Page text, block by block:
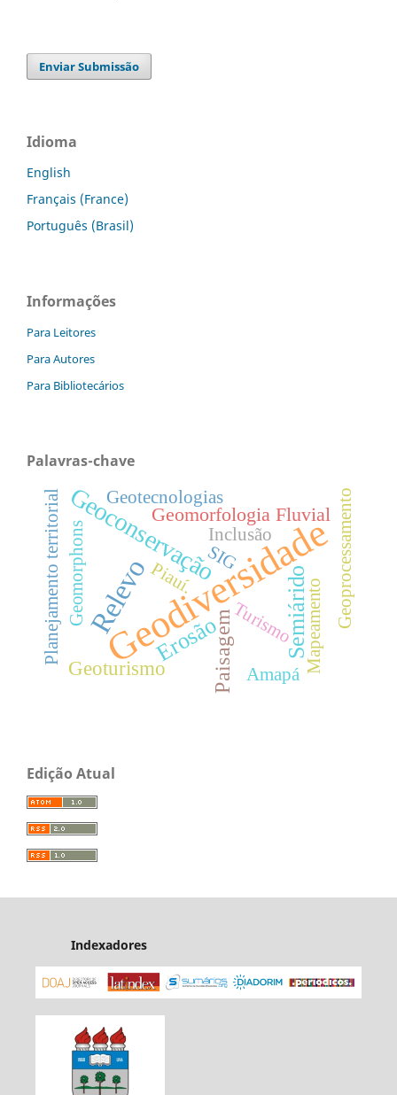
Enviar Submissão
Idioma
English
Français (France)
Português (Brasil)
Informações
Para Leitores
Para Autores
Para Bibliotecários
Palavras-chave
Geodiversidade
Relevo
Geoconservação
Semiárido
ErosãoPaisagem
Geoturismo
Geomorfologia Fluvial
Turismo
Planejamento territorial Mapeamento
Geomorphons
Geotecnologias Geoprocessamento
Amapá
Inclusão
SIG
Piauí.
Edição Atual
Indexadores